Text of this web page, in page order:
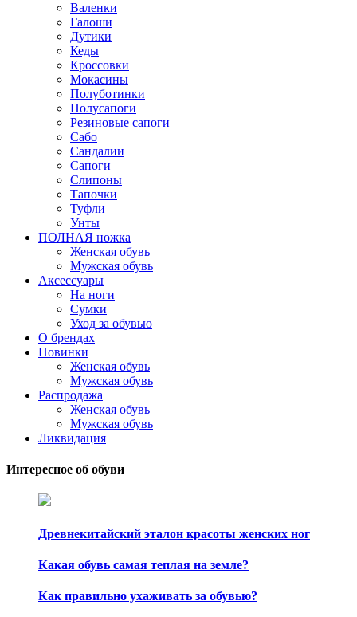
Валенки
Галоши
Дутики
Кеды
Кроссовки
Мокасины
Полуботинки
Полусапоги
Резиновые сапоги
Сабо
Сандалии
Сапоги
Слипоны
Тапочки
Туфли
Унты
ПОЛНАЯ ножка
Женская обувь
Мужская обувь
Аксессуары
На ноги
Сумки
Уход за обувью
О брендах
Новинки
Женская обувь
Мужская обувь
Распродажа
Женская обувь
Мужская обувь
Ликвидация
Интересное об обуви
Древнекитайский эталон красоты женских ног
Какая обувь самая теплая на земле?
Как правильно ухаживать за обувью?